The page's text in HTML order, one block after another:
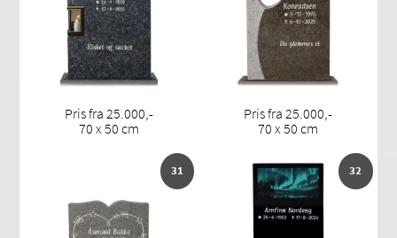
Pris fra 25.000,-
70 x 50 cm
Pris fra 25.000,-
70 x 50 cm
31 32